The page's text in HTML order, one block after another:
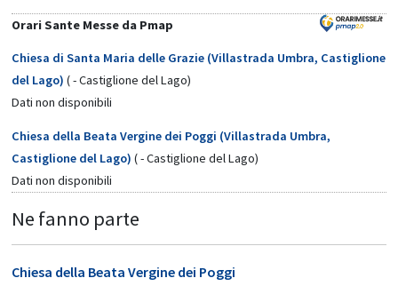
Orari Sante Messe da Pmap
Chiesa di Santa Maria delle Grazie (Villastrada Umbra, Castiglione
del Lago) ( - Castiglione del Lago)
Dati non disponibili
Chiesa della Beata Vergine dei Poggi (Villastrada Umbra,
Castiglione del Lago) ( - Castiglione del Lago)
Dati non disponibili
Ne fanno parte
Chiesa della Beata Vergine dei Poggi